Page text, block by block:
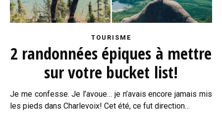
TOURISME
2 randonnées épiques à mettre
sur votre bucket list!
Je me confesse. Je l’avoue… je n’avais encore jamais mis
les pieds dans Charlevoix! Cet été, ce fut direction…